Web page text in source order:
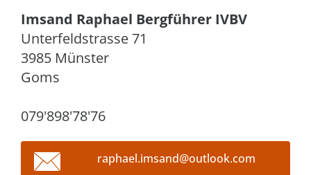
Imsand Raphael Bergführer IVBV
Unterfeldstrasse 71
3985 Münster
Goms
079'898'78'76
raphael.imsand@outlook.com